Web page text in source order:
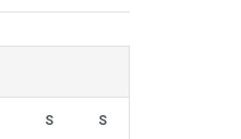
S S